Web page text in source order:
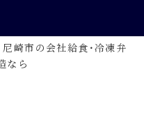
崎市の会社給食･冷凍弁
なら